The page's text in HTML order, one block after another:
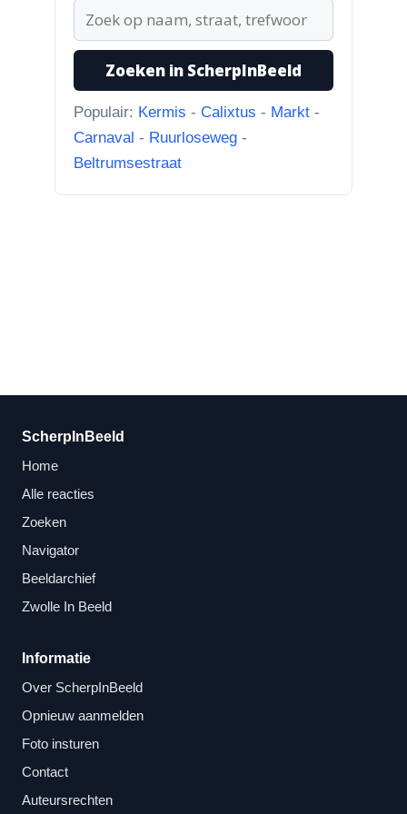
“naar...”
Koningssteeg met parkeerterrein
Zoeken in ScherpInBeeld
Populair: Kermis - Calixtus - Markt -
Carnaval - Ruurloseweg -
Beltrumsestraat
ScherpInBeeld
Home
Alle reacties
Zoeken
Navigator
Beeldarchief
Zwolle In Beeld
Informatie
Over ScherpInBeeld
Opnieuw aanmelden
Foto insturen
Contact
Auteursrechten